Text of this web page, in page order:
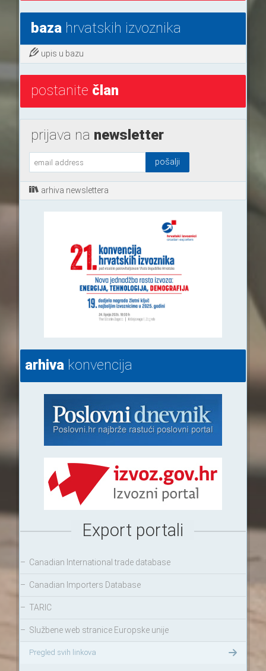
bazahrvatskih izvoznika
upis u bazu
postanite član
prijava na newsletter
arhiva newslettera
arhivakonvencija
Export portali
– Canadian International trade database
– Canadian Importers Database
– TARIC
– Službene web stranice Europske unije
Pregled svih linkova